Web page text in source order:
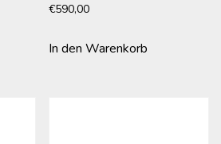
€590,00
In den Warenkorb